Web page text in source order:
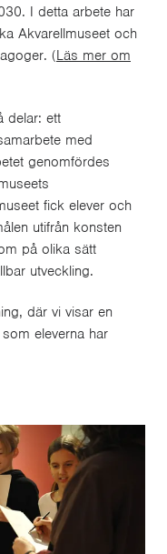
I detta arbete har
Akvarellmuseet och
(Läs mer om
delar: ett
med
genomfördes
fick elever och
utifrån konsten
på olika sätt
utveckling.
där vi visar en
eleverna har